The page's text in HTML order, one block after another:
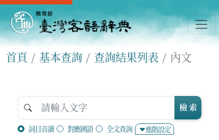
首頁 基本查詢 查詢結果列表 內文
詞目音讀 對應國語 全文查詢 進階設定
檢 索